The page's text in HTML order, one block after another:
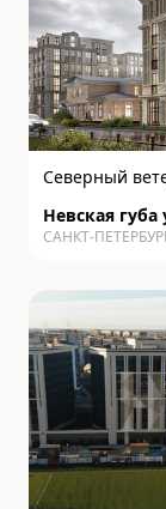
Северный
Невская губа
САНКТ-